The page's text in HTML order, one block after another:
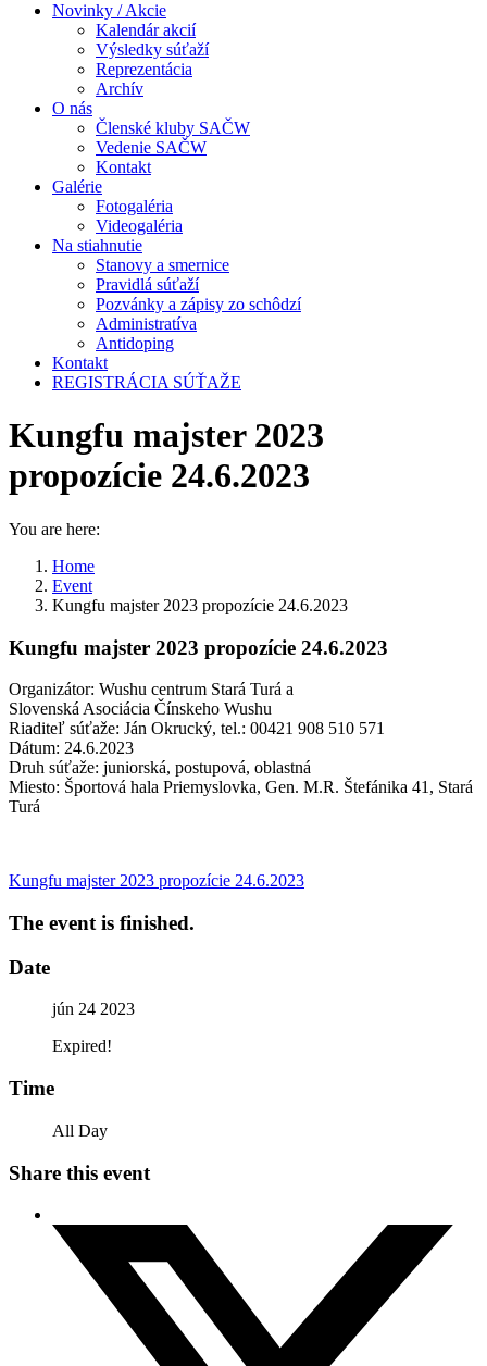
Novinky / Akcie
Kalendár akcií
Výsledky súťaží
Reprezentácia
Archív
O nás
Členské kluby SAČW
Vedenie SAČW
Kontakt
Galérie
Fotogaléria
Videogaléria
Na stiahnutie
Stanovy a smernice
Pravidlá súťaží
Pozvánky a zápisy zo schôdzí
Administratíva
Antidoping
Kontakt
REGISTRÁCIA SÚŤAŽE
Kungfu majster 2023
propozície 24.6.2023
You are here:
Home
Event
Kungfu majster 2023 propozície 24.6.2023
Kungfu majster 2023 propozície 24.6.2023
Organizátor: Wushu centrum Stará Turá a
Slovenská Asociácia Čínskeho Wushu
Riaditeľ súťaže: Ján Okrucký, tel.: 00421 908 510 571
Dátum: 24.6.2023
Druh súťaže: juniorská, postupová, oblastná
Miesto: Športová hala Priemyslovka, Gen. M.R. Štefánika 41, Stará
Turá
Kungfu majster 2023 propozície 24.6.2023
The event is finished.
Date
jún 24 2023
Expired!
Time
All Day
Share this event